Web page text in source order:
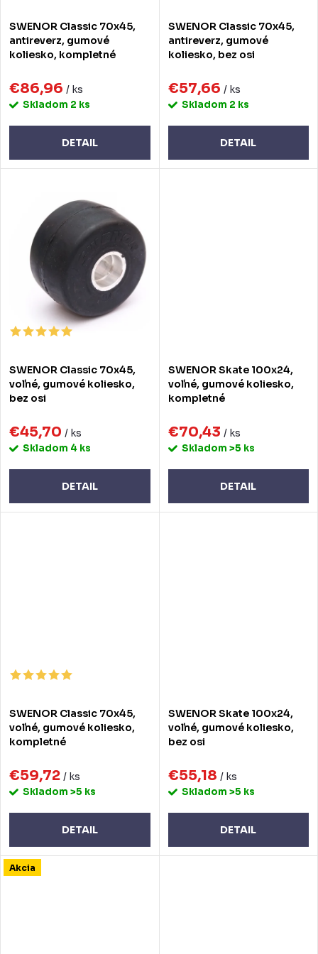
d
u
k
t
v
d
u
k
v
SWENOR Classic 70x45,
antireverz, gumové
koliesko, kompletné
€86,96 / ks
Skladom 2 ks
DETAIL
SWENOR Classic 70x45,
antireverz, gumové
koliesko, bez osi
€57,66 / ks
Skladom 2 ks
DETAIL
SWENOR Classic 70x45,
voľné, gumové koliesko,
bez osi
€45,70 / ks
Skladom 4 ks
DETAIL
SWENOR Skate 100x24,
voľné, gumové koliesko,
kompletné
€70,43 / ks
Skladom >5 ks
DETAIL
SWENOR Classic 70x45,
voľné, gumové koliesko,
kompletné
€59,72 / ks
Skladom >5 ks
DETAIL
SWENOR Skate 100x24,
voľné, gumové koliesko,
bez osi
€55,18 / ks
Skladom >5 ks
DETAIL
Akcia